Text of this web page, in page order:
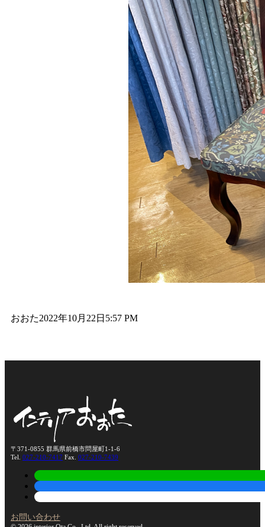
おおた2022年10月22日 5:57 PM
〒371-0855 群馬県前橋市問屋町1-1-6
Tel. 027-210-7417 Fax. 027-210-7439
お問い合わせ